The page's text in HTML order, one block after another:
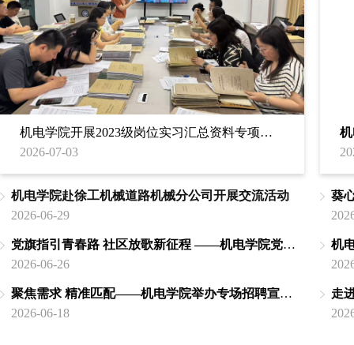
机电学院开展2023级岗位实习汇总资料专项检查工作
2026-07-03
机电学院赴徐工机械道路机械分公司开展交流活动
2026-06-29
党旗指引青春路 社区放歌新征程 ——机电学院党支部开展合唱获奖作品展演活动
2026-06-26
机
聚焦需求 精准匹配——机电学院举办专场招聘宣讲会
2026-06-18